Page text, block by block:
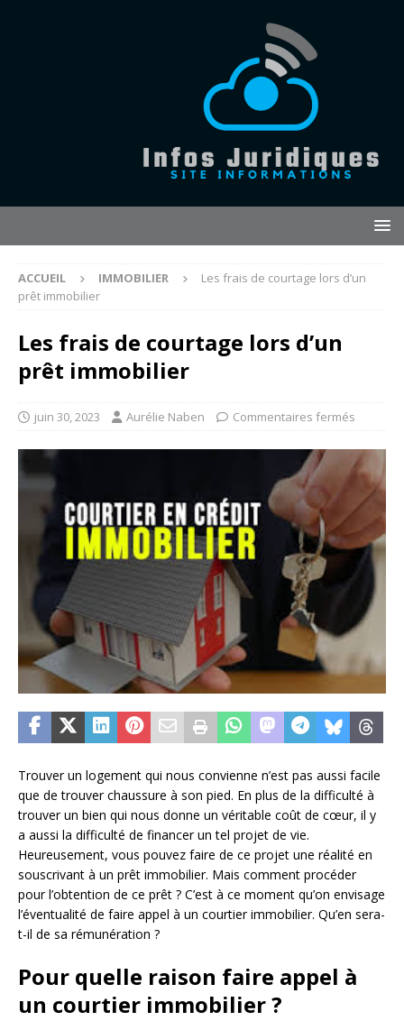
ACCUEIL IMMOBILIER
Les frais de courtage lors d’un
prêt immobilier
Les frais de courtage lors d’un
prêt immobilier
juin 30, 2023 Aurélie Naben Commentaires fermés
Trouver un logement qui nous convienne n’est pas aussi facile
que de trouver chaussure à son pied. En plus de la difficulté à
trouver un bien qui nous donne un véritable coût de cœur, il y
a aussi la difficulté de financer un tel projet de vie.
Heureusement, vous pouvez faire de ce projet une réalité en
souscrivant à un prêt immobilier. Mais comment procéder
pour l’obtention de ce prêt ? C’est à ce moment qu’on envisage
l’éventualité de faire appel à un courtier immobilier. Qu’en sera-
t-il de sa rémunération ?
Pour quelle raison faire appel à
un courtier immobilier ?